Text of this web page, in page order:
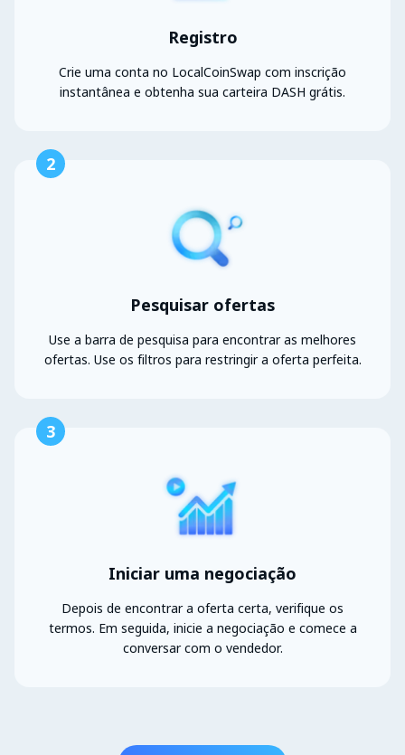
Registro
Crie uma conta no LocalCoinSwap com inscrição
instantânea e obtenha sua carteira DASH grátis.
2
Pesquisar ofertas
Use a barra de pesquisa para encontrar as melhores
ofertas. Use os filtros para restringir a oferta perfeita.
3
Iniciar uma negociação
Depois de encontrar a oferta certa, verifique os
termos. Em seguida, inicie a negociação e comece a
conversar com o vendedor.